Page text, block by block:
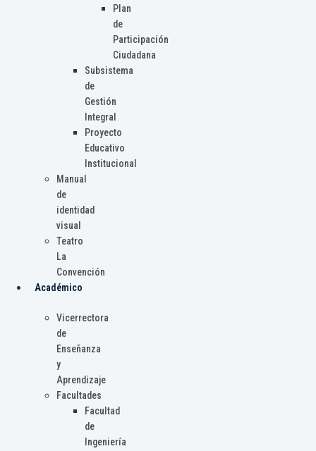
Plan
de
Participación
Ciudadana
Subsistema
de
Gestión
Integral
Proyecto
Educativo
Institucional
Manual
de
identidad
visual
Teatro
La
Convención
Académico
Vicerrectora
de
Enseñanza
y
Aprendizaje
Facultades
Facultad
de
Ingeniería